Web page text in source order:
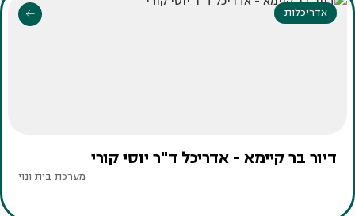
אדריכלות
דיור בר קיימא - אדריכל ד"ר יוסי קורי
מערכת בית ונוי